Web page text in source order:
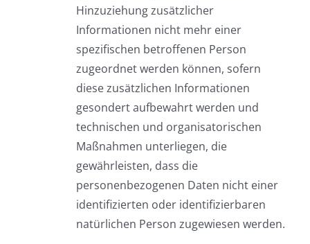
Hinzuziehung zusätzlicher
Informationen nicht mehr einer
spezifischen betroffenen Person
zugeordnet werden können, sofern
diese zusätzlichen Informationen
gesondert aufbewahrt werden und
technischen und organisatorischen
Maßnahmen unterliegen, die
gewährleisten, dass die
personenbezogenen Daten nicht einer
identifizierten oder identifizierbaren
natürlichen Person zugewiesen werden.